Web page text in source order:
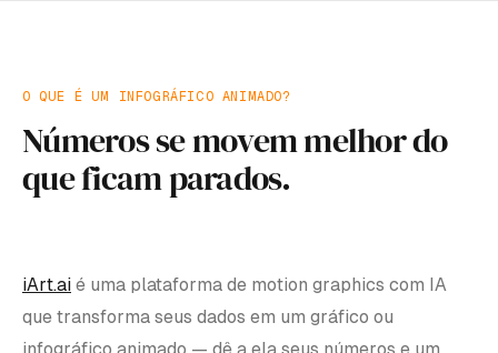
O QUE É UM INFOGRÁFICO ANIMADO?
Números se movem melhor do
que ficam parados.
iArt.ai é uma plataforma de motion graphics com IA
que transforma seus dados em um gráfico ou